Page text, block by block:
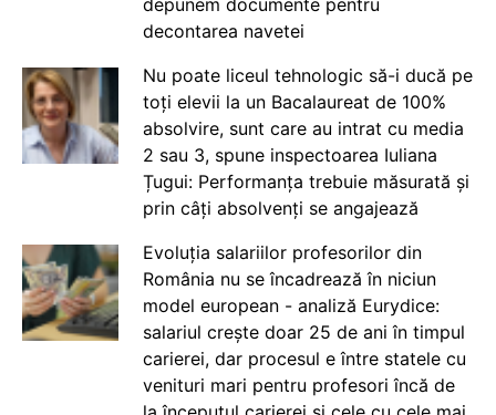
depunem documente pentru
decontarea navetei
Nu poate liceul tehnologic să-i ducă pe
toți elevii la un Bacalaureat de 100%
absolvire, sunt care au intrat cu media
2 sau 3, spune inspectoarea Iuliana
Țugui: Performanța trebuie măsurată și
prin câți absolvenți se angajează
Evoluția salariilor profesorilor din
România nu se încadrează în niciun
model european - analiză Eurydice:
salariul crește doar 25 de ani în timpul
carierei, dar procesul e între statele cu
venituri mari pentru profesori încă de